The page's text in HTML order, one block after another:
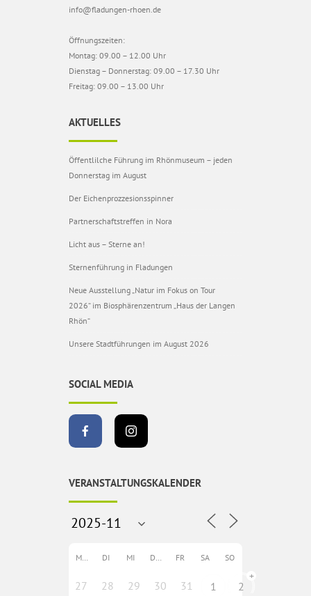
info@fladungen-rhoen.de
Öffnungszeiten:
Montag: 09.00 – 12.00 Uhr
Dienstag – Donnerstag: 09.00 – 17.30 Uhr
Freitag: 09.00 – 13.00 Uhr
AKTUELLES
Öffentlilche Führung im Rhönmuseum – jeden
Donnerstag im August
Der Eichenprozzesionsspinner
Partnerschaftstreffen in Nora
Licht aus – Sterne an!
Sternenführung in Fladungen
Neue Ausstellung „Natur im Fokus on Tour
2026“ im Biosphärenzentrum „Haus der Langen
Rhön“
Unsere Stadtführungen im August 2026
SOCIAL MEDIA
VERANSTALTUNGSKALENDER
MO DI MI DO FR SA SO
27 28 29 30 31 1 2
+